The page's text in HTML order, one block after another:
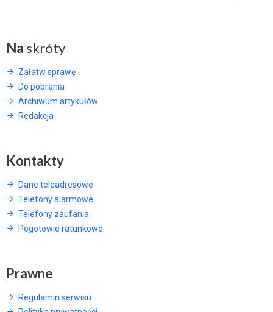
Na skróty
Załatw sprawę
Do pobrania
Archiwum artykułów
Redakcja
Kontakty
Dane teleadresowe
Telefony alarmowe
Telefony zaufania
Pogotowie ratunkowe
Prawne
Regulamin serwisu